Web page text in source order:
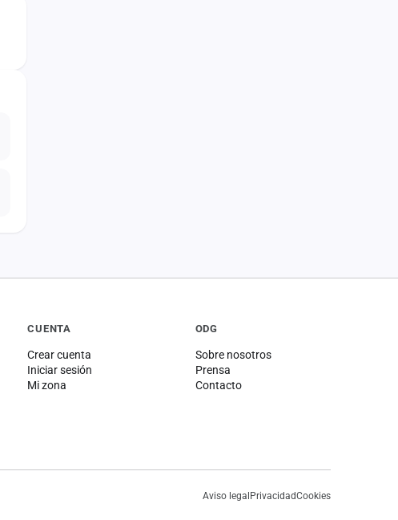
CUENTA
Crear cuenta
Iniciar sesión
Mi zona
ODG
Sobre nosotros
Prensa
Contacto
Aviso legalPrivacidadCookies